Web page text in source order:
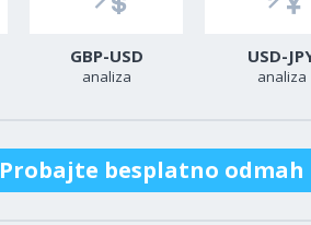
GBP-USD
analiza
USD-
analiza
Probajte besplatno odmah